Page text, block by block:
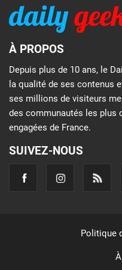
À PROPOS
Depuis plus de 10 ans, le
la qualité de ses contenus
ses millions de visiteurs
des communautés les plus
engagées de France.
SUIVEZ-NOUS
Politique